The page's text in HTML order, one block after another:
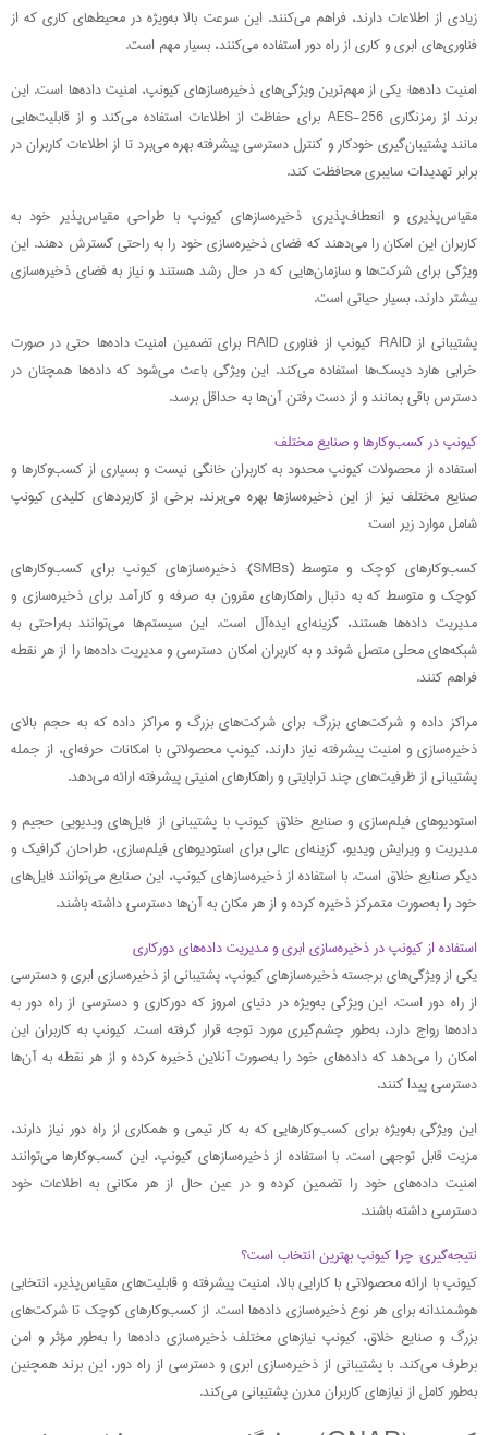
زیادی از اطلاعات دارند، فراهم می‌کنند. این سرعت بالا به‌ویژه در محیط‌های کاری که از
فناوری‌های ابری و کاری از راه دور استفاده می‌کنند، بسیار مهم است.
امنیت داده‌ها: یکی از مهم‌ترین ویژگی‌های ذخیره‌سازهای کیونپ، امنیت داده‌ها است. این
برند از رمزنگاری AES-256 برای حفاظت از اطلاعات استفاده می‌کند و از قابلیت‌هایی
مانند پشتیبان‌گیری خودکار و کنترل دسترسی پیشرفته بهره می‌برد تا از اطلاعات کاربران در
برابر تهدیدات سایبری محافظت کند.
مقیاس‌پذیری و انعطاف‌پذیری: ذخیره‌سازهای کیونپ با طراحی مقیاس‌پذیر خود به
کاربران این امکان را می‌دهند که فضای ذخیره‌سازی خود را به راحتی گسترش دهند. این
ویژگی برای شرکت‌ها و سازمان‌هایی که در حال رشد هستند و نیاز به فضای ذخیره‌سازی
بیشتر دارند، بسیار حیاتی است.
پشتیبانی از RAID: کیونپ از فناوری RAID برای تضمین امنیت داده‌ها حتی در صورت
خرابی هارد دیسک‌ها استفاده می‌کند. این ویژگی باعث می‌شود که داده‌ها همچنان در
دسترس باقی بمانند و از دست رفتن آن‌ها به حداقل برسد.
کیونپ در کسب‌وکارها و صنایع مختلف
استفاده از محصولات کیونپ محدود به کاربران خانگی نیست و بسیاری از کسب‌وکارها و
صنایع مختلف نیز از این ذخیره‌سازها بهره می‌برند. برخی از کاربردهای کلیدی کیونپ
شامل موارد زیر است:
کسب‌وکارهای کوچک و متوسط (SMBs): ذخیره‌سازهای کیونپ برای کسب‌وکارهای
کوچک و متوسط که به دنبال راهکارهای مقرون به صرفه و کارآمد برای ذخیره‌سازی و
مدیریت داده‌ها هستند، گزینه‌ای ایده‌آل است. این سیستم‌ها می‌توانند به‌راحتی به
شبکه‌های محلی متصل شوند و به کاربران امکان دسترسی و مدیریت داده‌ها را از هر نقطه
فراهم کنند.
مراکز داده و شرکت‌های بزرگ: برای شرکت‌های بزرگ و مراکز داده که به حجم بالای
ذخیره‌سازی و امنیت پیشرفته نیاز دارند، کیونپ محصولاتی با امکانات حرفه‌ای، از جمله
پشتیبانی از ظرفیت‌های چند ترابایتی و راهکارهای امنیتی پیشرفته ارائه می‌دهد.
استودیوهای فیلم‌سازی و صنایع خلاق: کیونپ با پشتیبانی از فایل‌های ویدیویی حجیم و
مدیریت و ویرایش ویدیو، گزینه‌ای عالی برای استودیوهای فیلم‌سازی، طراحان گرافیک و
دیگر صنایع خلاق است. با استفاده از ذخیره‌سازهای کیونپ، این صنایع می‌توانند فایل‌های
خود را به‌صورت متمرکز ذخیره کرده و از هر مکان به آن‌ها دسترسی داشته باشند.
استفاده از کیونپ در ذخیره‌سازی ابری و مدیریت داده‌های دورکاری
یکی از ویژگی‌های برجسته ذخیره‌سازهای کیونپ، پشتیبانی از ذخیره‌سازی ابری و دسترسی
از راه دور است. این ویژگی به‌ویژه در دنیای امروز که دورکاری و دسترسی از راه دور به
داده‌ها رواج دارد، به‌طور چشم‌گیری مورد توجه قرار گرفته است. کیونپ به کاربران این
امکان را می‌دهد که داده‌های خود را به‌صورت آنلاین ذخیره کرده و از هر نقطه به آن‌ها
دسترسی پیدا کنند.
این ویژگی به‌ویژه برای کسب‌وکارهایی که به کار تیمی و همکاری از راه دور نیاز دارند،
مزیت قابل توجهی است. با استفاده از ذخیره‌سازهای کیونپ، این کسب‌وکارها می‌توانند
امنیت داده‌های خود را تضمین کرده و در عین حال از هر مکانی به اطلاعات خود
دسترسی داشته باشند.
نتیجه‌گیری: چرا کیونپ بهترین انتخاب است؟
کیونپ با ارائه محصولاتی با کارایی بالا، امنیت پیشرفته و قابلیت‌های مقیاس‌پذیر، انتخابی
هوشمندانه برای هر نوع ذخیره‌سازی داده‌ها است. از کسب‌وکارهای کوچک تا شرکت‌های
بزرگ و صنایع خلاق، کیونپ نیازهای مختلف ذخیره‌سازی داده‌ها را به‌طور مؤثر و امن
برطرف می‌کند. با پشتیبانی از ذخیره‌سازی ابری و دسترسی از راه دور، این برند همچنین
به‌طور کامل از نیازهای کاربران مدرن پشتیبانی می‌کند.